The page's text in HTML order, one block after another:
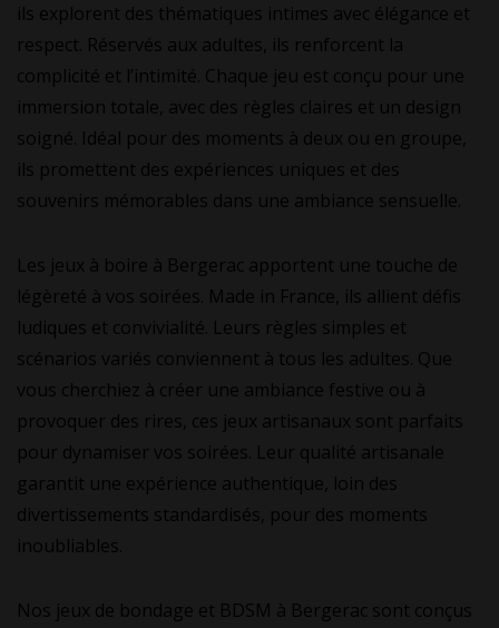
ils explorent des thématiques intimes avec élégance et
respect. Réservés aux adultes, ils renforcent la
complicité et l’intimité. Chaque jeu est conçu pour une
immersion totale, avec des règles claires et un design
soigné. Idéal pour des moments à deux ou en groupe,
ils promettent des expériences uniques et des
souvenirs mémorables dans une ambiance sensuelle.
Les jeux à boire à Bergerac apportent une touche de
légèreté à vos soirées. Made in France, ils allient défis
ludiques et convivialité. Leurs règles simples et
scénarios variés conviennent à tous les adultes. Que
vous cherchiez à créer une ambiance festive ou à
provoquer des rires, ces jeux artisanaux sont parfaits
pour dynamiser vos soirées. Leur qualité artisanale
garantit une expérience authentique, loin des
divertissements standardisés, pour des moments
inoubliables.
Nos jeux de bondage et BDSM à Bergerac sont conçus